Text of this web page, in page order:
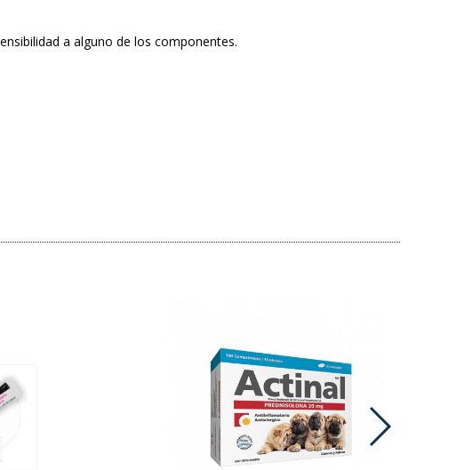
a alguno de los componentes.